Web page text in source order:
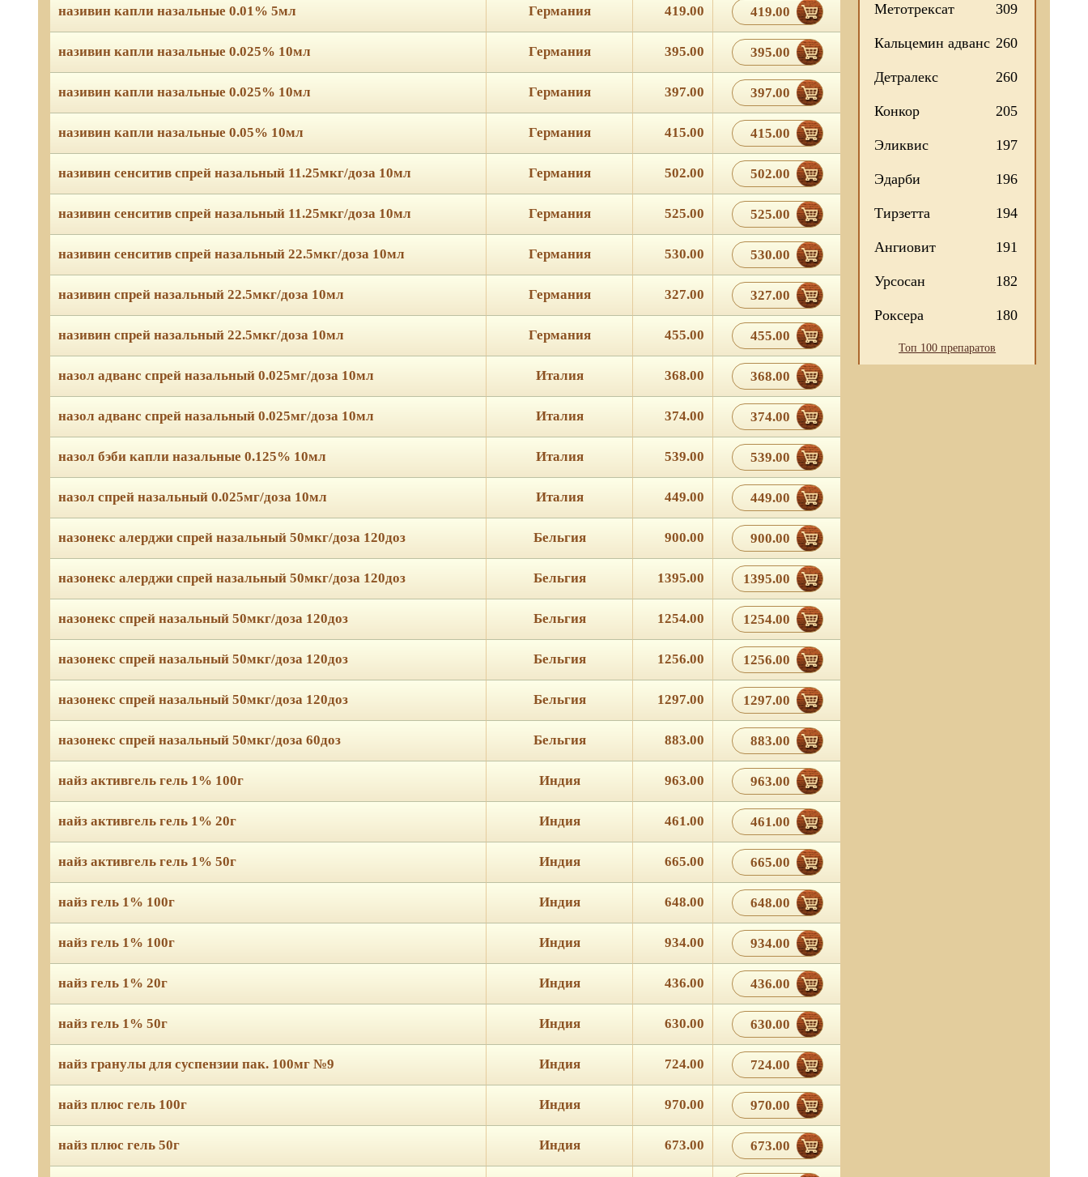
називин капли назальные 0.01% 5мл Германия 419.00 419.00
називин капли назальные 0.025% 10мл Германия 395.00 395.00
називин капли назальные 0.025% 10мл Германия 397.00 397.00
називин капли назальные 0.05% 10мл Германия 415.00 415.00
називин сенситив спрей назальный 11.25мкг/доза 10мл Германия 502.00 502.00
називин сенситив спрей назальный 11.25мкг/доза 10мл Германия 525.00 525.00
називин сенситив спрей назальный 22.5мкг/доза 10мл Германия 530.00 530.00
називин спрей назальный 22.5мкг/доза 10мл Германия 327.00 327.00
називин спрей назальный 22.5мкг/доза 10мл Германия 455.00 455.00
назол адванс спрей назальный 0.025мг/доза 10мл Италия 368.00 368.00
назол адванс спрей назальный 0.025мг/доза 10мл Италия 374.00 374.00
назол бэби капли назальные 0.125% 10мл Италия 539.00 539.00
назол спрей назальный 0.025мг/доза 10мл Италия 449.00 449.00
назонекс алерджи спрей назальный 50мкг/доза 120доз Бельгия 900.00 900.00
назонекс алерджи спрей назальный 50мкг/доза 120доз Бельгия 1395.00 1395.00
назонекс спрей назальный 50мкг/доза 120доз Бельгия 1254.00 1254.00
назонекс спрей назальный 50мкг/доза 120доз Бельгия 1256.00 1256.00
назонекс спрей назальный 50мкг/доза 120доз Бельгия 1297.00 1297.00
назонекс спрей назальный 50мкг/доза 60доз Бельгия 883.00 883.00
найз активгель гель 1% 100г Индия 963.00 963.00
найз активгель гель 1% 20г Индия 461.00 461.00
найз активгель гель 1% 50г Индия 665.00 665.00
найз гель 1% 100г Индия 648.00 648.00
найз гель 1% 100г Индия 934.00 934.00
найз гель 1% 20г Индия 436.00 436.00
найз гель 1% 50г Индия 630.00 630.00
найз гранулы для суспензии пак. 100мг №9 Индия 724.00 724.00
найз плюс гель 100г Индия 970.00 970.00
найз плюс гель 50г Индия 673.00 673.00
Метотрексат 309
Кальцемин адванс 260
Детралекс 260
Конкор 205
Эликвис 197
Эдарби 196
Тирзетта 194
Ангиовит 191
Урсосан 182
Роксера 180
Топ 100 препаратов